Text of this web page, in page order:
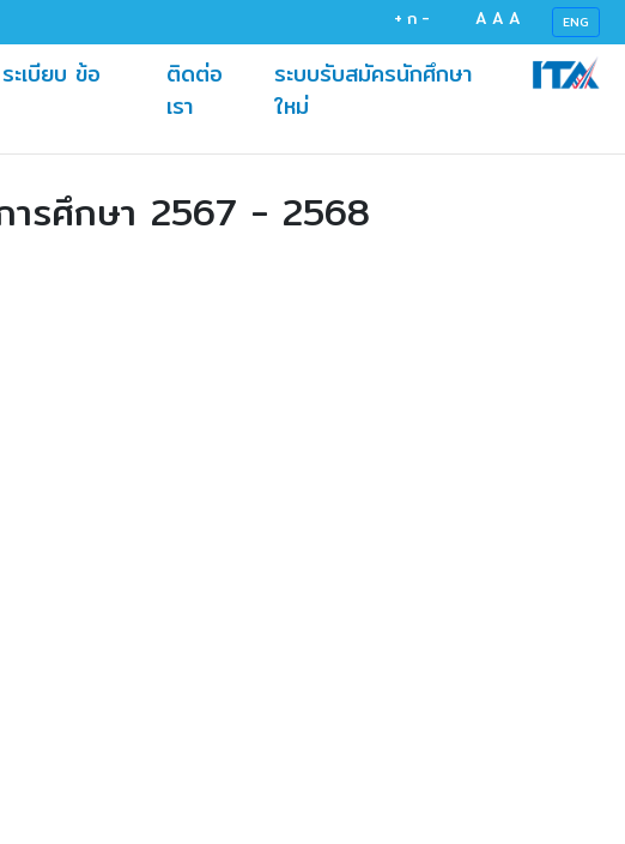
+ ก - A A A ENG
ะเบียบ ข้อ
ติดต่อ
เรา(current)
ระบบรับสมัครนักศึกษา
ใหม่(current)
ารศึกษา 2567 - 2568